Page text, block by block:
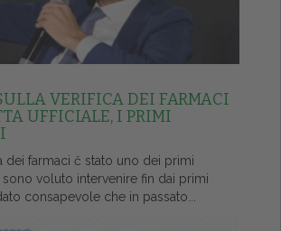
VERIFICA DEI FARMACI
UFFICIALE, I PRIMI
dei farmaci č stato uno dei primi
voluto intervenire fin dai primi
consapevole che in passato...